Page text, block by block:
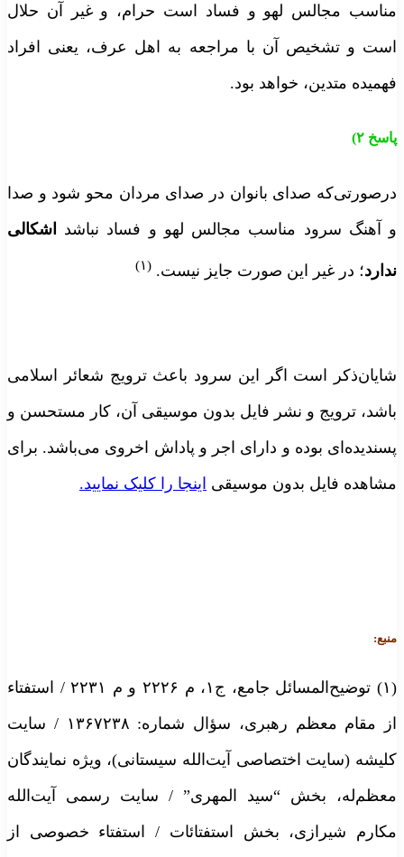
مجالس لهو و فساد است حرام، و غیر آن حلال
و تشخیص آن با مراجعه به اهل عرف، یعنی افراد
متدین، خواهد بود.
۲)
صدای بانوان در صدای مردان محو شود و صدا
آهنگ سرود مناسب مجالس لهو و فساد نباشداشکالی
؛ در غیر این صورت جایز نیست.
است اگر این سرود باعث ترویج شعائر اسلامی
ترویج و نشر فایل بدون موسیقی آن، کار مستحسن و
بوده و دارای اجر و پاداش اخروی می‌باشد. برای
فایل بدون موسیقی اینجا را کلیک نمایید.
(۱) توضیح‌المسائل جامع، ج۱، م ۲۲۲۶ و م ۲۲۳۱ / استفتاء
از مقام معظم رهبری، سؤال شماره: ۱۳۶۷۲۳۸ / سایت
(سایت اختصاصی آیت‌الله سیستانی)، ویژه نمایندگان
بخش “سید المهری” / سایت رسمی آیت‌الله
شیرازی، بخش استفتائات / استفتاء خصوصی از